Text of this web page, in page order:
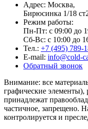
Адрес: Москва,
Бирюсинка 1/18
Режим работы:
Пн-Пт: с 09:00 до
Сб-Вс: с 10:00 до
Тел.: +7 (495) 789-
E-mail: info@cold-
Обратный звонок
Внимание: все
графические
принадлежат
частичное, запрещено.
контролируется и